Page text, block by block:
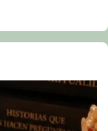
gairebé
la